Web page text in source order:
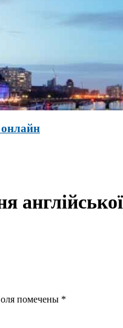
онлайн
англійської
помечены *